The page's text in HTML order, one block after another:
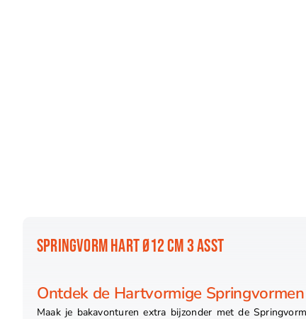
SPRINGVORM HART Ø12 CM 3 ASST
Ontdek de Hartvormige Springvormen
Maak je bakavonturen extra bijzonder met de